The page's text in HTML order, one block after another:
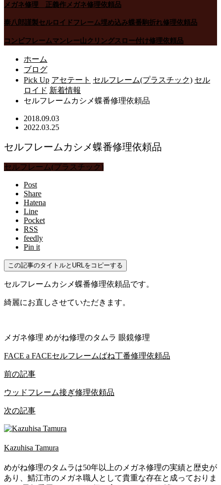
メガネ修理 正義作メガネ修理依頼品
泰八郎謹製セルロイドフレーム埋め込み蝶番駒折れ修理依頼品
コンビフレームマンレー山クリングスロー付け修理依頼品
ホーム
ブログ
Pick Up アセテート セルフレーム(プラスチック) セル
ロイド 新着情報
セルフレームカシメ蝶番修理依頼品
2018.09.03
2022.03.25
セルフレームカシメ蝶番修理依頼品
セルフレーム(プラスチック)
Post
Share
Hatena
Line
Pocket
RSS
feedly
Pin it
この記事のタイトルとURLをコピーする
セルフレームカシメ蝶番修理依頼品です。
綺麗にお直しさせていただきます。
メガネ修理 めがね修理のタムラ 眼鏡修理
FACE a FACEセルフレームばね丁番修理依頼品
前の記事
ウッドフレーム接ぎ修理依頼品
次の記事
Kazuhisa Tamura
めがね修理のタムラは50年以上のメガネ修理の実績と歴史が
あり、鯖江市のメガネ職人として貴重な存在と成っておりま